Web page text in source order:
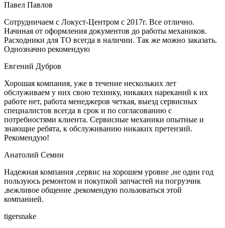
Павел Павлов
Сотрудничаем с Локуст-Центром с 2017г. Все отлично.
Начиная от оформления документов до работы механиков.
Расходники для ТО всегда в наличии. Так же можно заказать.
Однозначно рекомендую
Евгений Дубров
Хорошая компания, уже в течение нескольких лет
обслуживаем у них свою технику, никаких нареканий к их
работе нет, работа менеджеров четкая, выезд сервисных
специалистов всегда в срок и по согласованию с
потребностями клиента. Сервисные механики опытные и
знающие ребята, к обслуживанию никаких претензий.
Рекомендую!
Анатолий Cемин
Надежная компания ,сервис на хорошем уровне ,не один год
пользуюсь ремонтом и покупкой запчастей на погрузчик
,вежливое общение ,рекомендую пользоваться этой
компанией.
tigersnake